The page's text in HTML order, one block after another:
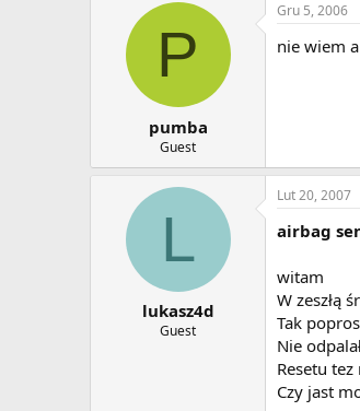
P
pumba
Guest
Gru 5, 2006
nie wiem
L
lukasz4d
Guest
Lut 20, 2007
airbag
witam
W zeszłą
Tak
Nie
Resetu
Czy jast